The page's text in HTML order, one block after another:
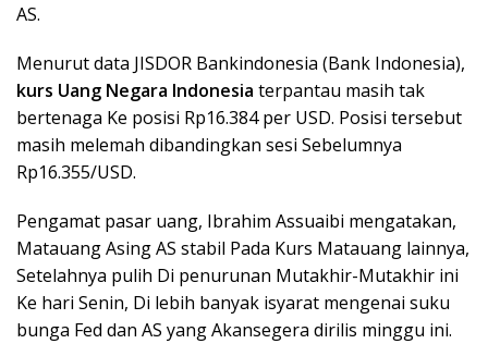
AS.
Menurut data JISDOR Bankindonesia (Bank Indonesia),
kurs Uang Negara Indonesia terpantau masih tak
bertenaga Ke posisi Rp16.384 per USD. Posisi tersebut
masih melemah dibandingkan sesi Sebelumnya
Rp16.355/USD.
Pengamat pasar uang, Ibrahim Assuaibi mengatakan,
Matauang Asing AS stabil Pada Kurs Matauang lainnya,
Setelahnya pulih Di penurunan Mutakhir-Mutakhir ini
Ke hari Senin, Di lebih banyak isyarat mengenai suku
bunga Fed dan AS yang Akansegera dirilis minggu ini.